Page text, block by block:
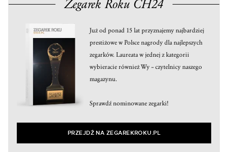
Zegarek Roku CH24
Już od ponad 15 lat przyznajemy najbardziej
prestiżowe w Polsce nagrody dla najlepszych
zegarków. Laureata w jednej z kategorii
wybieracie również Wy – czytelnicy naszego
magazynu.
Sprawdź nominowane zegarki!
PRZEJDŹ NA ZEGAREKROKU.PL